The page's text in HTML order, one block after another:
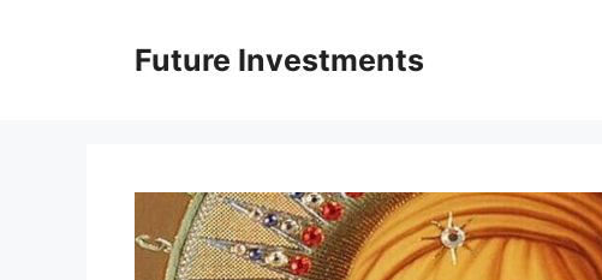
Future Investments